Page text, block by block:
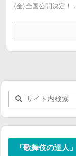
(金)全国公開決定！
「歌舞伎の達人